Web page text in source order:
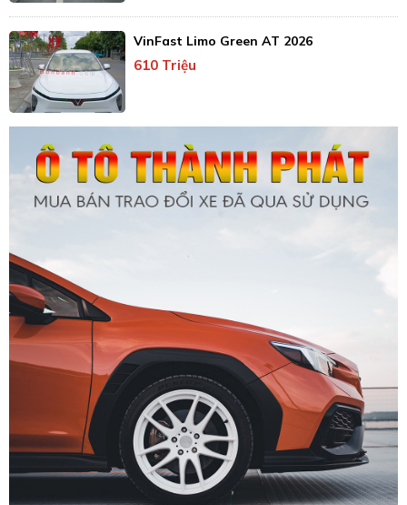
VinFast Limo Green AT 2026
610 Triệu